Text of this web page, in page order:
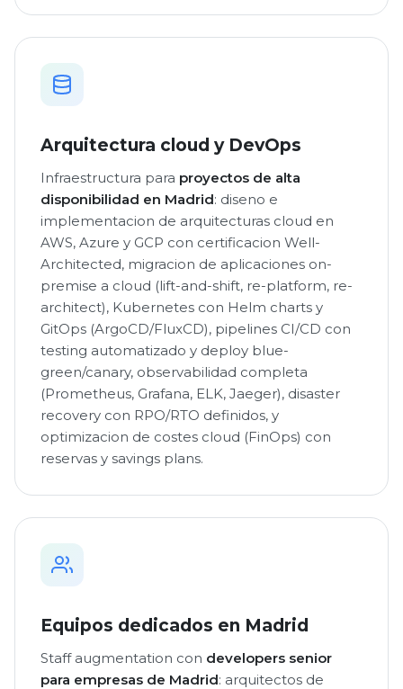
Arquitectura cloud y DevOps
Infraestructura para proyectos de alta
disponibilidad en Madrid: diseno e
implementacion de arquitecturas cloud en
AWS, Azure y GCP con certificacion Well-
Architected, migracion de aplicaciones on-
premise a cloud (lift-and-shift, re-platform, re-
architect), Kubernetes con Helm charts y
GitOps (ArgoCD/FluxCD), pipelines CI/CD con
testing automatizado y deploy blue-
green/canary, observabilidad completa
(Prometheus, Grafana, ELK, Jaeger), disaster
recovery con RPO/RTO definidos, y
optimizacion de costes cloud (FinOps) con
reservas y savings plans.
Equipos dedicados en Madrid
Staff augmentation con developers senior
para empresas de Madrid: arquitectos de